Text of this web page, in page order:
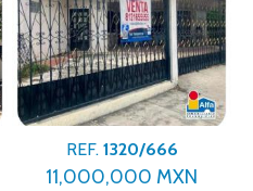
REF. 1320/666
11,000,000 MXN